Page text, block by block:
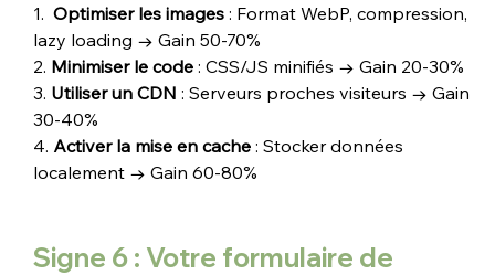
1. Optimiser les images : Format WebP, compression,
lazy loading → Gain 50-70%
2. Minimiser le code : CSS/JS minifiés → Gain 20-30%
3. Utiliser un CDN : Serveurs proches visiteurs → Gain
30-40%
4. Activer la mise en cache : Stocker données
localement → Gain 60-80%
Signe 6 : Votre formulaire de